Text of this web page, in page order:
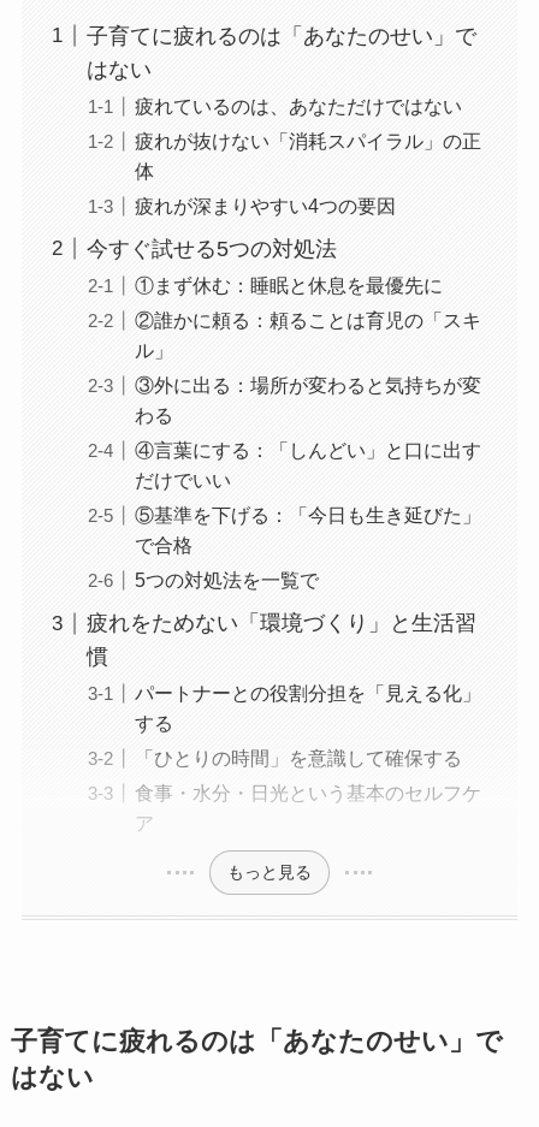
子育てに疲れるのは「あなたのせい」で
はない
疲れているのは、あなただけではない
疲れが抜けない「消耗スパイラル」の正
体
疲れが深まりやすい4つの要因
今すぐ試せる5つの対処法
①まず休む：睡眠と休息を最優先に
②誰かに頼る：頼ることは育児の「スキ
ル」
③外に出る：場所が変わると気持ちが変
わる
④言葉にする：「しんどい」と口に出す
だけでいい
⑤基準を下げる：「今日も生き延びた」
で合格
5つの対処法を一覧で
疲れをためない「環境づくり」と生活習
慣
パートナーとの役割分担を「見える化」
する
「ひとりの時間」を意識して確保する
食事・水分・日光という基本のセルフケ
ア
もっと見る
子育てに疲れるのは「あなたのせい」で
はない